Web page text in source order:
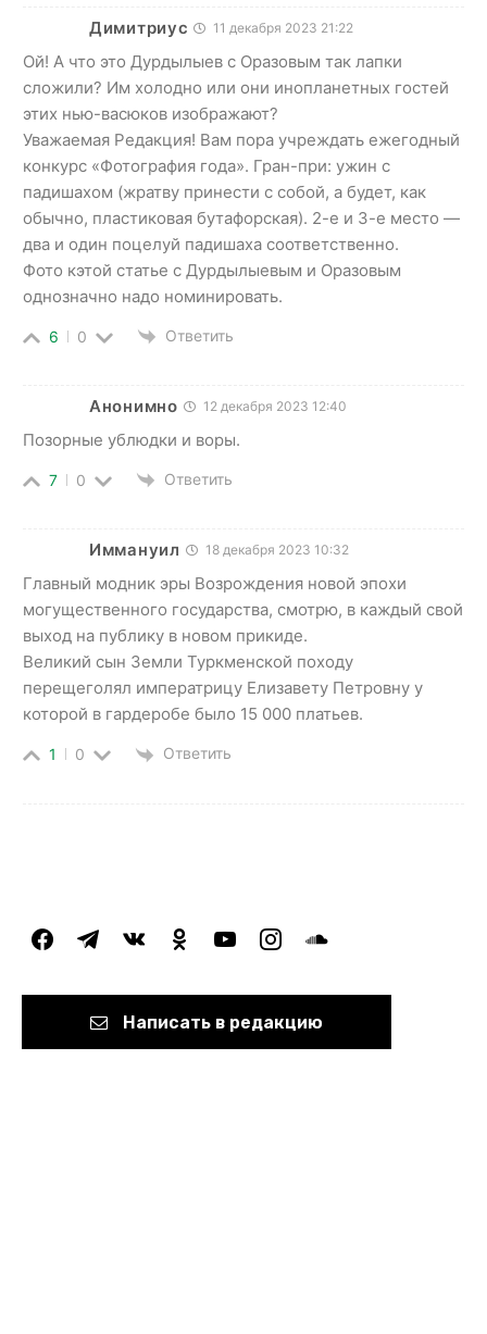
Димитриус 11 декабря 2023 21:22
Ой! А что это Дурдылыев с Оразовым так лапки
сложили? Им холодно или они инопланетных гостей
этих нью-васюков изображают?
Уважаемая Редакция! Вам пора учреждать ежегодный
конкурс «Фотография года». Гран-при: ужин с
падишахом (жратву принести с собой, а будет, как
обычно, пластиковая бутафорская). 2-е и 3-е место —
два и один поцелуй падишаха соответственно.
Фото кэтой статье с Дурдылыевым и Оразовым
однозначно надо номинировать.
6 0 Ответить
Анонимно 12 декабря 2023 12:40
Позорные ублюдки и воры.
7 0 Ответить
Иммануил 18 декабря 2023 10:32
Главный модник эры Возрождения новой эпохи
могущественного государства, смотрю, в каждый свой
выход на публику в новом прикиде.
Великий сын Земли Туркменской походу
перещеголял императрицу Елизавету Петровну у
которой в гардеробе было 15 000 платьев.
1 0 Ответить
facebooktelegramvkontakteodnoklassniki
youtubeinstagramsoundcloud
Написать в редакцию